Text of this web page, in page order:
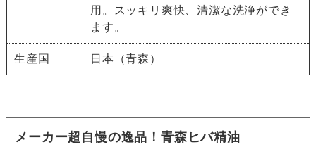
用。スッキリ爽快、清潔な洗浄ができ
ます。
生産国 日本（青森）
メーカー超自慢の逸品！青森ヒバ精油